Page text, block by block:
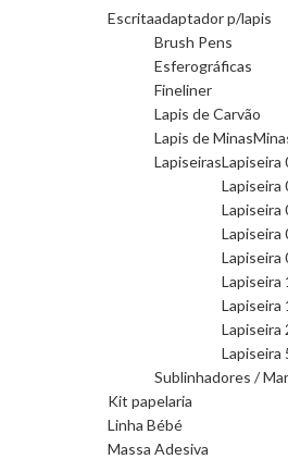
Escritaadaptador p/lapis
Brush Pens
Esferográficas
Fineliner
Lapis de Carvão
Lapis de Minas
LapiseirasLapiseira
Lapiseira
Lapiseira
Lapiseira
Lapiseira
Lapiseira
Lapiseira
Lapiseira
Lapiseira
Sublinhadores /
Kit papelaria
Linha Bébé
Massa Adesiva